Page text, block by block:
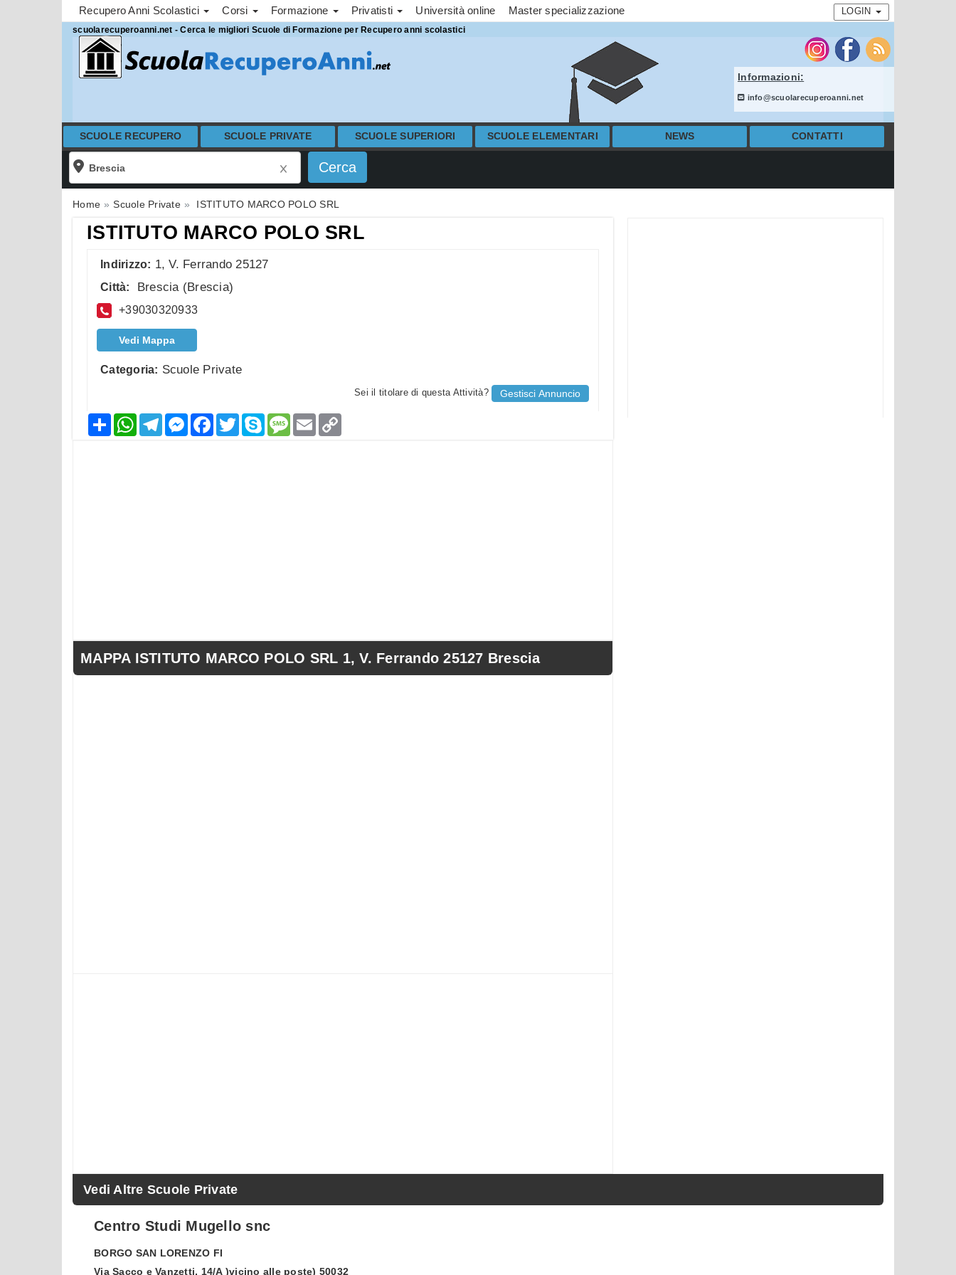
Recupero Anni Scolastici Corsi Formazione Privatisti Università online Master specializzazione LOGIN
scuolarecuperoanni.net - Cerca le migliori Scuole di Formazione per Recupero anni scolastici
Informazioni:
info@scuolarecuperoanni.net
SCUOLE RECUPERO SCUOLE PRIVATE SCUOLE SUPERIORI SCUOLE ELEMENTARI NEWS CONTATTI
Home Scuole Private ISTITUTO MARCO POLO SRL
ISTITUTO MARCO POLO SRL
Indirizzo: 1, V. Ferrando 25127
Città: Brescia (Brescia)
+39030320933
Vedi Mappa
Categoria: Scuole Private
Sei il titolare di questa Attività? Gestisci Annuncio
CondividiWhatsAppTelegramMessenger
Facebook
TwitterSkypeMessage
Email
MAPPA ISTITUTO MARCO POLO SRL 1, V. Ferrando 25127 Brescia
Vedi Altre Scuole Private
Centro Studi Mugello snc
BORGO SAN LORENZO FI
Via Sacco e Vanzetti, 14/A )vicino alle poste) 50032